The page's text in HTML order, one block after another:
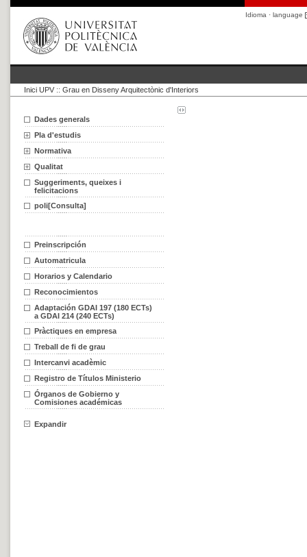
Idioma · language
Inici UPV :: Grau en Disseny Arquitectònic d'Interiors
Dades generals
Pla d'estudis
Normativa
Qualitat
Suggeriments, queixes i
felicitacions
poli[Consulta]
Preinscripción
Automatricula
Horarios y Calendario
Reconocimientos
Adaptación GDAI 197 (180 ECTs)
a GDAI 214 (240 ECTs)
Pràctiques en empresa
Treball de fi de grau
Intercanvi acadèmic
Registro de Títulos Ministerio
Órganos de Gobierno y
Comisiones académicas
Expandir